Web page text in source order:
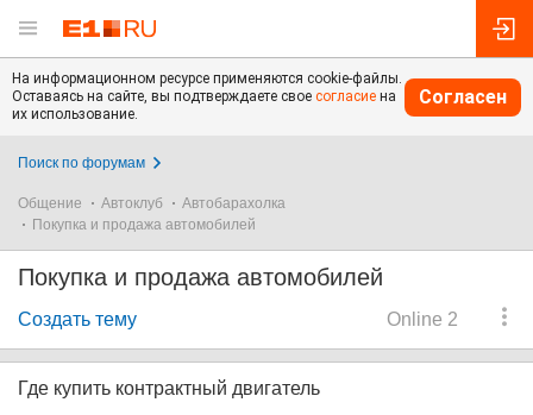
На информационном ресурсе применяются cookie-файлы.
Оставаясь на сайте, вы подтверждаете свое согласие на
их использование.
Согласен
Поиск по форумам
Общение Автоклуб
Автобарахолка
Покупка и продажа автомобилей
Покупка и продажа автомобилей
Online 2
Создать тему
Где купить контрактный двигатель